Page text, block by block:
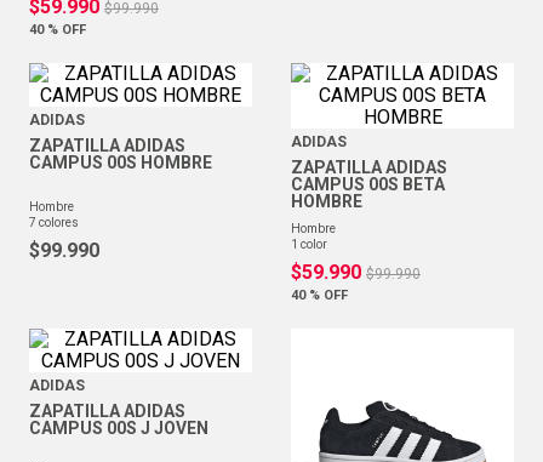
$59.990 $99.990
40 % OFF
ADIDAS
ZAPATILLA ADIDAS
CAMPUS 00S HOMBRE
hombre
7 colores
$99.990
ADIDAS
ZAPATILLA ADIDAS
CAMPUS 00S BETA
HOMBRE
hombre
1 color
$59.990 $99.990
40 % OFF
ADIDAS
ZAPATILLA ADIDAS
CAMPUS 00S J JOVEN